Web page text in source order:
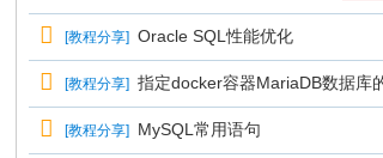
[教程分享] Oracle SQL性能优化
[教程分享] 指定docker容器MariaDB数据库
[教程分享] MySQL常用语句